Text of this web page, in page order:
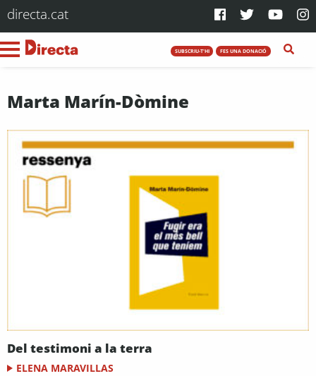
directa.cat
SUBSCRIU-T'HI FES UNA DONACIÓ
Marta Marín-Dòmine
Del testimoni a la terra
ELENA MARAVILLAS